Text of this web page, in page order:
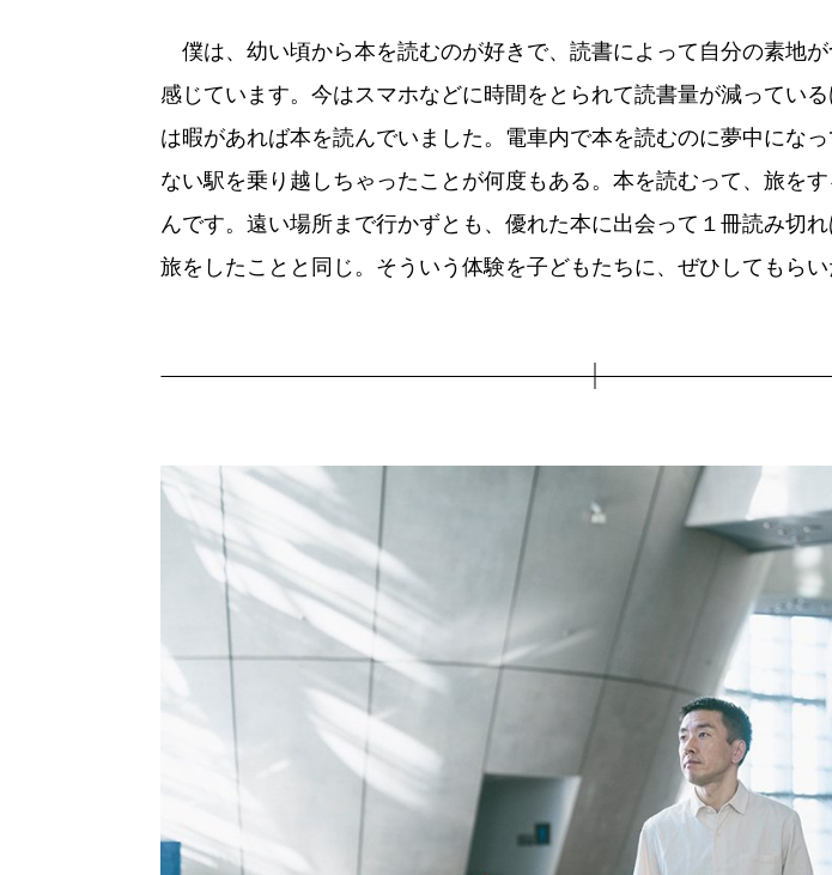
僕は、幼い頃から本を読むのが好きで、読書によって自分の素地
感じています。今はスマホなどに時間をとられて読書量が減ってい
は暇があれば本を読んでいました。電車内で本を読むのに夢中にな
ない駅を乗り越しちゃったことが何度もある。本を読むって、旅を
んです。遠い場所まで行かずとも、優れた本に出会って１冊読み切
旅をしたことと同じ。そういう体験を子どもたちに、ぜひしてもらい